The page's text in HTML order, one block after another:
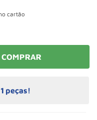
cartão
COMPRAR
1 peças!